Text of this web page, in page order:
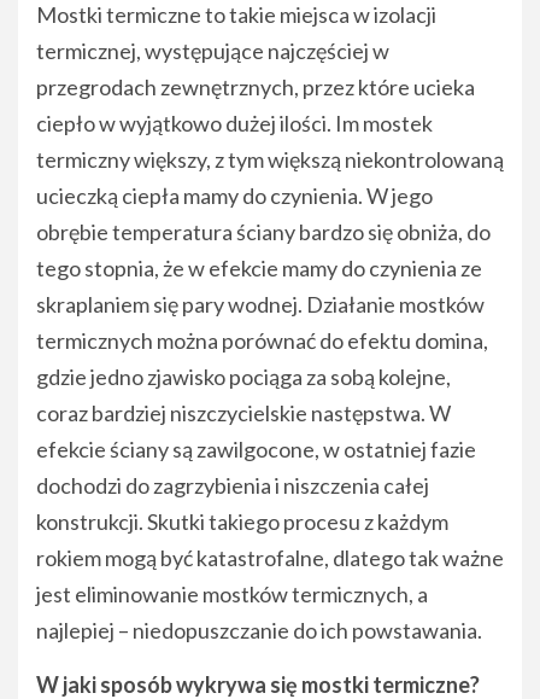
Mostki termiczne to takie miejsca w izolacji
termicznej, występujące najczęściej w
przegrodach zewnętrznych, przez które ucieka
ciepło w wyjątkowo dużej ilości. Im mostek
termiczny większy, z tym większą niekontrolowaną
ucieczką ciepła mamy do czynienia. W jego
obrębie temperatura ściany bardzo się obniża, do
tego stopnia, że w efekcie mamy do czynienia ze
skraplaniem się pary wodnej. Działanie mostków
termicznych można porównać do efektu domina,
gdzie jedno zjawisko pociąga za sobą kolejne,
coraz bardziej niszczycielskie następstwa. W
efekcie ściany są zawilgocone, w ostatniej fazie
dochodzi do zagrzybienia i niszczenia całej
konstrukcji. Skutki takiego procesu z każdym
rokiem mogą być katastrofalne, dlatego tak ważne
jest eliminowanie mostków termicznych, a
najlepiej – niedopuszczanie do ich powstawania.
W jaki sposób wykrywa się mostki termiczne?